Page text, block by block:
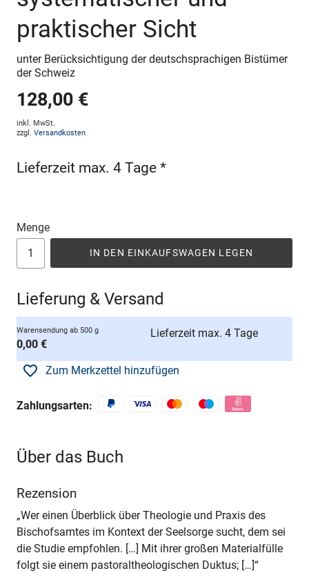
praktischer Sicht
unter Berücksichtigung der deutschsprachigen Bistümer
der Schweiz
128,00 €
inkl. MwSt.
zzgl. Versandkosten
Lieferzeit max. 4 Tage *
Menge
IN DEN EINKAUFSWAGEN LEGEN
Lieferung & Versand
Warensendung ab 500 g
0,00 €
Lieferzeit max. 4 Tage
Zum Merkzettel hinzufügen
Zahlungsarten:
Über das Buch
Rezension
„Wer einen Überblick über Theologie und Praxis des
Bischofsamtes im Kontext der Seelsorge sucht, dem sei
die Studie empfohlen. […] Mit ihrer großen Materialfülle
folgt sie einem pastoraltheologischen Duktus; […]“